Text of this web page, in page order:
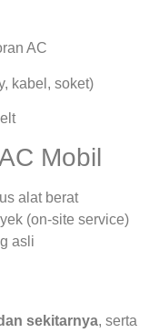
AC
kabel, soket)
Mobil
alat berat
(on-site service)
asli
sekitarnya, serta